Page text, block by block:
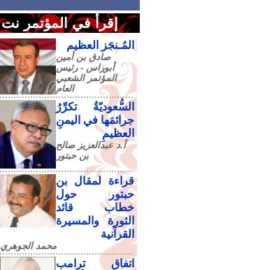
إقرأ في المؤتمر نت
المُـنجَز العظيم
صادق‮ ‬بن‮ ‬أمين‮
‬أبوراس - رئيس‮
‬المؤتمر‮ ‬الشعبي‮
‬العام
السُّعوديّةُ تكرِّرُ
جرائمَها في اليمنِ
العظيمِ
أ.د عبدالعزيز صالح
بن حبتور
قراءة لمقال بن
حبتور حول
خطاب قائد
الثورة والمسيرة
القرآنية
محمد الجوهري
اتفاق ترامب